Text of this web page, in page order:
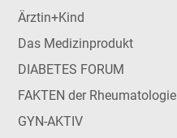
Ärztin+Kind
Das Medizinprodukt
DIABETES FORUM
FAKTEN der Rheumatologie
GYN-AKTIV